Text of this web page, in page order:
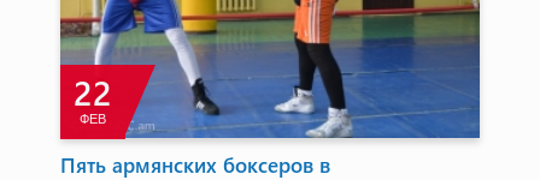
22
ФЕВ
Пять армянских боксеров в